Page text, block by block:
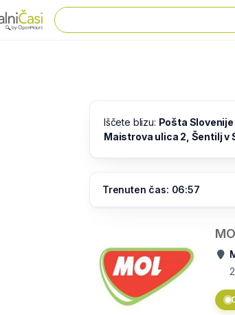
Iščete blizu: Pošta
Maistrova ulica 2, Šentilj v
Trenuten čas: 06:57